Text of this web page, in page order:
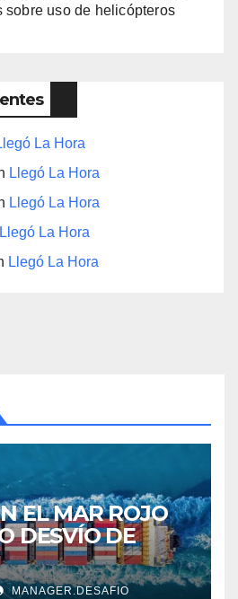
sobre uso de helicópteros
La Hora
Llegó La Hora
Llegó La Hora
Llegó La Hora
Llegó La Hora
EL MAR ROJO
DESVÍO DE
MANAGER.DESAFIO